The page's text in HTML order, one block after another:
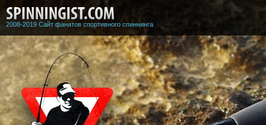
2008-2019 Сайт фанатов спортивного спиннинга